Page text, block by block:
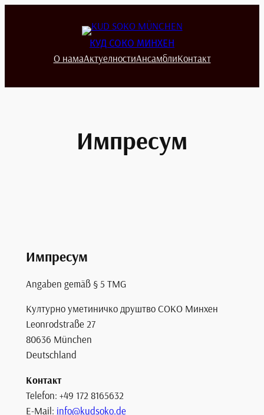
КУД СОКО МИНХЕН
О намаАктуелностиАнсамблиКонтакт
Импресум
Импресум
Angaben gemäß § 5 TMG
Културно уметиничко друштво СОКО Минхен
Leonrodstraße 27
80636 München
Deutschland
Контакт
Telefon: +49 172 8165632
E-Mail: info@kudsoko.de